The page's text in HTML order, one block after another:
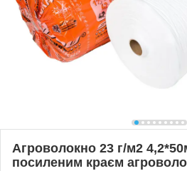
Агроволокно 23 г/м2
посиленим краєм